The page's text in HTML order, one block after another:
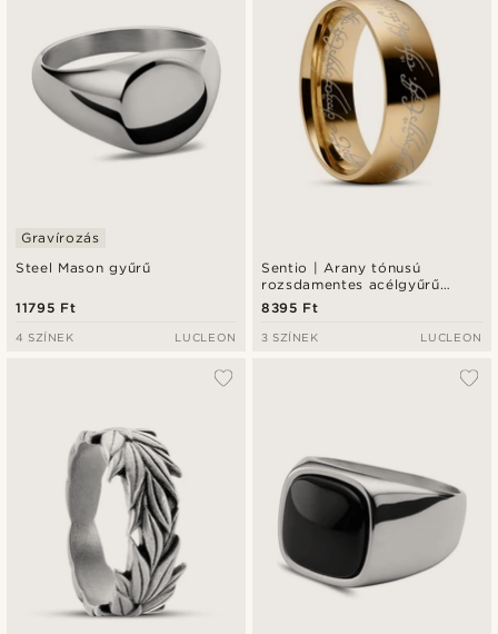
Steel Mason gyűrű
Gravírozás
11795 Ft
4 SZÍNEK LUCLEON
Sentio | Arany tónusú
rozsdamentes acélgyűrű
fekete tünde irattal
8395 Ft
3 SZÍNEK LUCLEON